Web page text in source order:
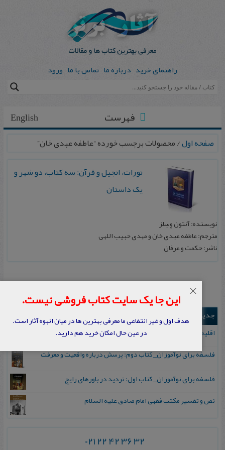
راهنمای خرید درباره ما تماس با ما ورود
English فهرست
صفحه اول/ محصولات برچسب خورده “عاطفه عبدی خان”
تورات، انجیل و قرآن: سه کتاب، دو شهر و
یک داستان
نویسنده: آنتون وِسِلز
مترجم: عاطفه عبدی خان و مهدی حبیب اللهی
ناشر: حکمت و عرفان
جدیدترین ها
اقلیم مورخان؛ مهارت‌های تاریخ ورزی علمی
فلسفه برای نوآموزان_ کتاب دوم: پرسش درباره واقعیت و معرفت
فلسفه برای نوآموزان_ کتاب اول: تردید در باورهای رایج
نص و تفسیر مکتب فقهی امام صادق علیه السلام
021 22 42 36 32
این جا یک سایت کتاب فروشی نیست.
هدف اول و غیر انتفاعی ما معرفی بهترین ها در میان انبوه آثار است.
در عین حال امکان خرید هم دارید.
×